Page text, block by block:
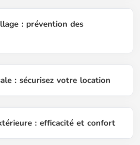
: prévention des
: sécurisez votre location
: efficacité et confort